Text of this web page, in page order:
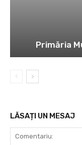
Primăria
LĂSAȚI UN MESAJ